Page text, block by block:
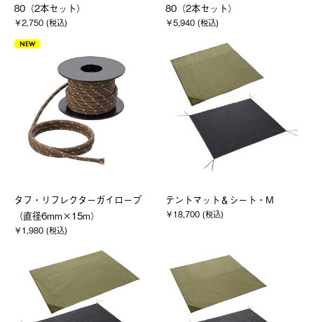
80（2本セット）
￥2,750 (税込)
80（2本セット）
￥5,940 (税込)
NEW
タフ・リフレクターガイロープ
（直径6mm×15m）
￥1,980 (税込)
テントマット＆シート・M
￥18,700 (税込)